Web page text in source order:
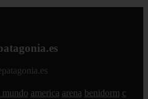
mundo america arena benidorm c